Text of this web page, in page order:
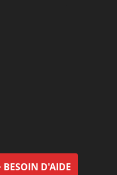
BESOIN D'AIDE
| NOUS